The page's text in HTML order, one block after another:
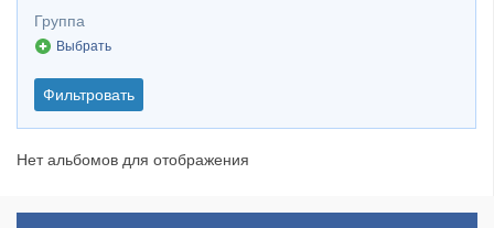
Группа
Выбрать
Фильтровать
Нет альбомов для отображения